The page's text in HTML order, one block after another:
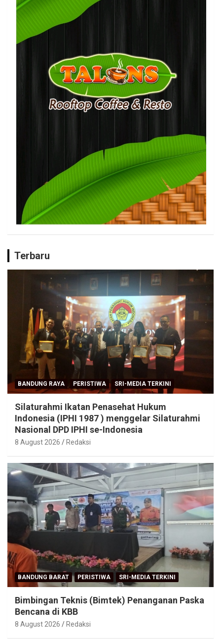
Terbaru
BANDUNG RAYA PERISTIWA SRI-MEDIA TERKINI
Silaturahmi Ikatan Penasehat Hukum
Indonesia (IPHI 1987 ) menggelar Silaturahmi
Nasional DPD IPHI se-Indonesia
8 August 2026 Redaksi
BANDUNG BARAT PERISTIWA SRI-MEDIA TERKINI
Bimbingan Teknis (Bimtek) Penanganan Paska
Bencana di KBB
8 August 2026 Redaksi